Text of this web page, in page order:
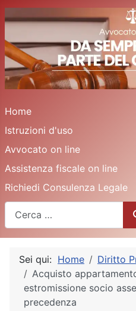
Home
Istruzioni d'uso
Avvocato on line
Assistenza fiscale on line
Richiedi Consulenza Legale
Sei qui: Home
Diritto
Acquisto
estromissione socio
precedenza